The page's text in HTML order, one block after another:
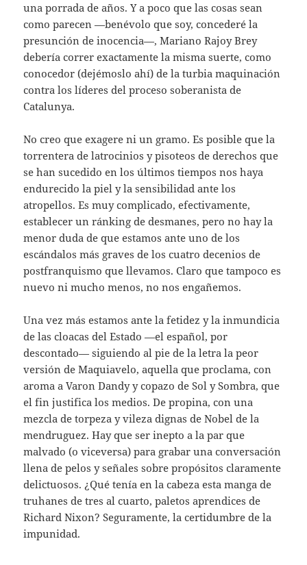
una porrada de años. Y a poco que las cosas sean
como parecen —benévolo que soy, concederé la
presunción de inocencia—, Mariano Rajoy Brey
debería correr exactamente la misma suerte, como
conocedor (dejémoslo ahí) de la turbia maquinación
contra los líderes del proceso soberanista de
Catalunya.
No creo que exagere ni un gramo. Es posible que la
torrentera de latrocinios y pisoteos de derechos que
se han sucedido en los últimos tiempos nos haya
endurecido la piel y la sensibilidad ante los
atropellos. Es muy complicado, efectivamente,
establecer un ránking de desmanes, pero no hay la
menor duda de que estamos ante uno de los
escándalos más graves de los cuatro decenios de
postfranquismo que llevamos. Claro que tampoco es
nuevo ni mucho menos, no nos engañemos.
Una vez más estamos ante la fetidez y la inmundicia
de las cloacas del Estado —el español, por
descontado— siguiendo al pie de la letra la peor
versión de Maquiavelo, aquella que proclama, con
aroma a Varon Dandy y copazo de Sol y Sombra, que
el fin justifica los medios. De propina, con una
mezcla de torpeza y vileza dignas de Nobel de la
mendruguez. Hay que ser inepto a la par que
malvado (o viceversa) para grabar una conversación
llena de pelos y señales sobre propósitos claramente
delictuosos. ¿Qué tenía en la cabeza esta manga de
truhanes de tres al cuarto, paletos aprendices de
Richard Nixon? Seguramente, la certidumbre de la
impunidad.